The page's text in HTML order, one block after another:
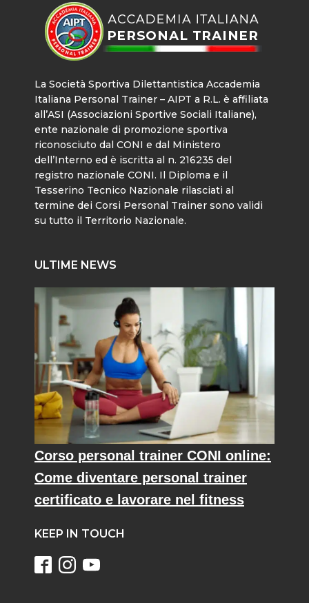
La Società Sportiva Dilettantistica Accademia
Italiana Personal Trainer – AIPT a R.L. è affiliata
all’ASI (Associazioni Sportive Sociali Italiane),
ente nazionale di promozione sportiva
riconosciuto dal CONI e dal Ministero
dell’Interno ed è iscritta al n. 216235 del
registro nazionale CONI. Il Diploma e il
Tesserino Tecnico Nazionale rilasciati al
termine dei Corsi Personal Trainer sono validi
su tutto il Territorio Nazionale.
ULTIME NEWS
Corso personal trainer CONI online:
Come diventare personal trainer
certificato e lavorare nel fitness
KEEP IN TOUCH